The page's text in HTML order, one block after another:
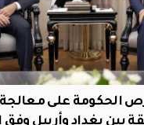
الحكومة على
بين بغداد وأربيل وفق